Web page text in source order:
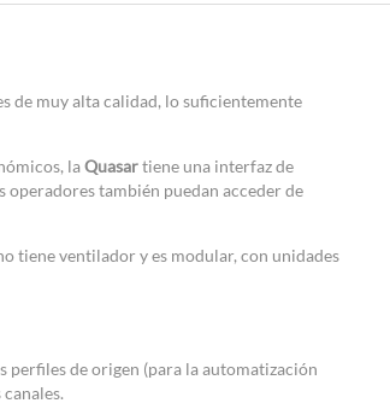
de muy alta calidad, lo suficientemente
laQuasartiene una interfaz de
también puedan acceder de
tiene ventilador y es modular, con unidades
perfiles de origen (para la automatización